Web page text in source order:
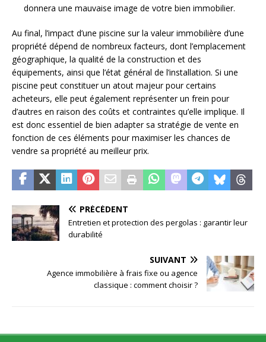
donnera une mauvaise image de votre bien immobilier.
Au final, l’impact d’une piscine sur la valeur immobilière d’une
propriété dépend de nombreux facteurs, dont l’emplacement
géographique, la qualité de la construction et des
équipements, ainsi que l’état général de l’installation. Si une
piscine peut constituer un atout majeur pour certains
acheteurs, elle peut également représenter un frein pour
d’autres en raison des coûts et contraintes qu’elle implique. Il
est donc essentiel de bien adapter sa stratégie de vente en
fonction de ces éléments pour maximiser les chances de
vendre sa propriété au meilleur prix.
PRÉCÉDENT
Entretien et protection des pergolas : garantir leur
durabilité
SUIVANT
Agence immobilière à frais fixe ou agence
classique : comment choisir ?